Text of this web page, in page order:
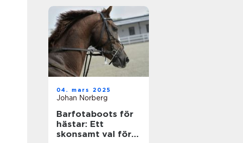
04. mars 2025
Johan Norberg
Barfotaboots för
hästar: Ett
skonsamt val för